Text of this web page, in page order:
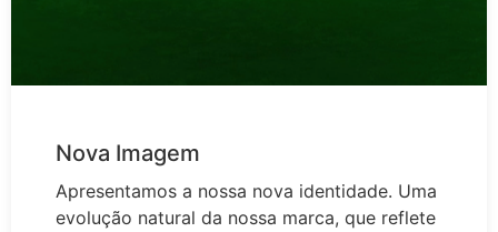
Nova Imagem
Apresentamos a nossa nova identidade. Uma
evolução natural da nossa marca, que reflete